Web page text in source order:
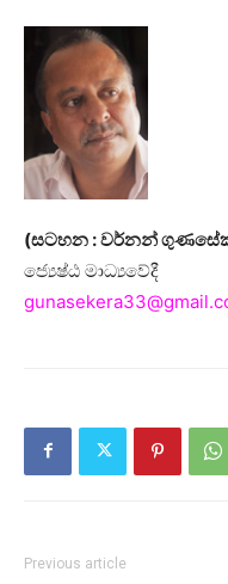
(සටහන : වර්නන්
ජ්‍යෙෂ්ඨ මාධ්‍යවේදී
Previous article